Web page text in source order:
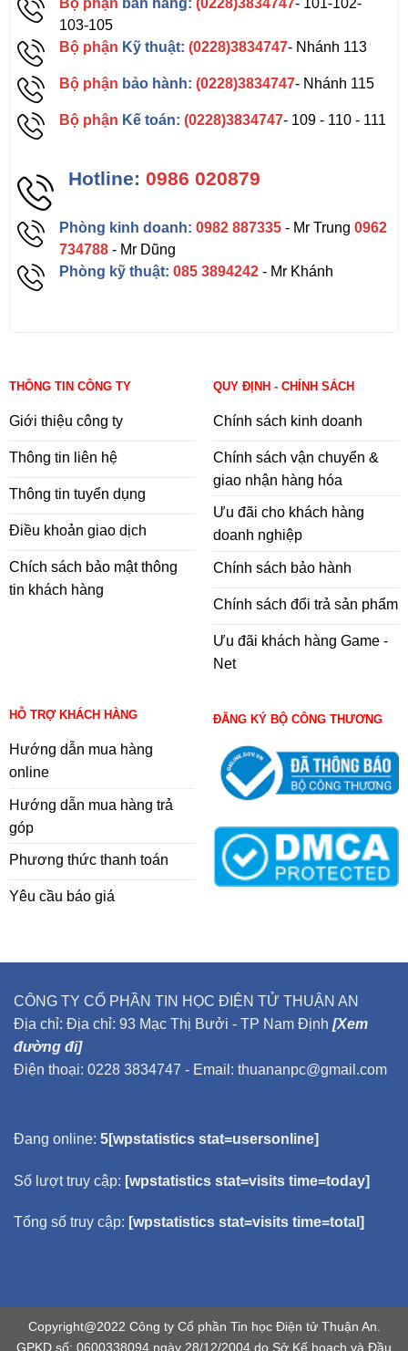
103-105
Bộ phận Kỹ thuật: (0228)3834747- Nhánh 113
Bộ phận bảo hành: (0228)3834747- Nhánh 115
Bộ phận Kế toán: (0228)3834747- 109 - 110 - 111
Hotline: 0986 020879
Phòng kinh doanh: 0982 887335 - Mr Trung0962
734788 - Mr Dũng
Phòng kỹ thuật:085 3894242 - Mr Khánh
THÔNG TIN CÔNG TY
Giới thiệu công ty
Thông tin liên hệ
Thông tin tuyển dụng
Điều khoản giao dịch
Chích sách bảo mật thông
tin khách hàng
QUY ĐỊNH - CHÍNH SÁCH
Chính sách kinh doanh
Chính sách vận chuyển &
giao nhận hàng hóa
Ưu đãi cho khách hàng
doanh nghiệp
Chính sách bảo hành
Chính sách đổi trả sản phẩm
Ưu đãi khách hàng Game -
Net
HỖ TRỢ KHÁCH HÀNG
Hướng dẫn mua hàng
online
Hướng dẫn mua hàng trả
góp
Phương thức thanh toán
Yêu cầu báo giá
ĐĂNG KÝ BỘ CÔNG THƯƠNG
CÔNG TY CỔ PHẦN TIN HỌC ĐIỆN TỬ THUẬN AN
Địa chỉ: Địa chỉ: 93 Mạc Thị Bưởi - TP Nam Định [Xem
đường đi]
Điện thoại: 0228 3834747 - Email: thuananpc@gmail.com
Đang online: 5[wpstatistics stat=usersonline]
Số lượt truy cập: [wpstatistics stat=visits time=today]
Tổng số truy cập: [wpstatistics stat=visits time=total]
Copyright@2022 Công ty Cổ phần Tin học Điện tử Thuận An.
GPKD số: 0600338094 ngày 28/12/2004 do Sở Kế hoạch và Đầu